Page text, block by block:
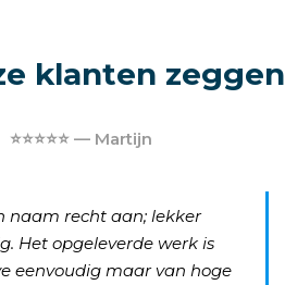
klanten zeggen
⭐⭐⭐⭐⭐ — Martijn
naam recht aan; lekker
Het opgeleverde werk is
eenvoudig maar van hoge